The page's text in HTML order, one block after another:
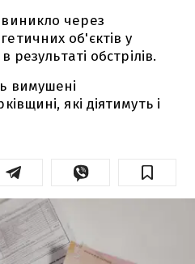
через
об'єктів у
результаті обстрілів.
вимушені
які діятимуть і